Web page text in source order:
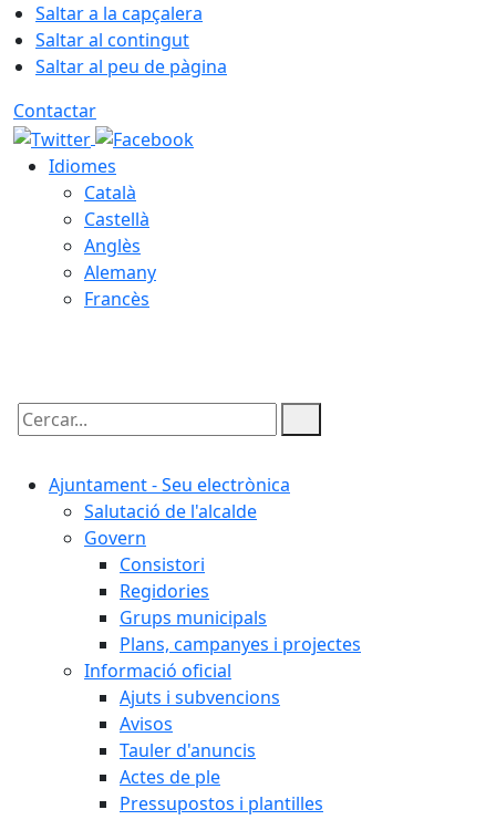
Saltar a la capçalera
Saltar al contingut
Saltar al peu de pàgina
Contactar
Idiomes
Català
Castellà
Anglès
Alemany
Francès
Cercar:
Ajuntament - Seu electrònica
Salutació de l'alcalde
Govern
Consistori
Regidories
Grups municipals
Plans, campanyes i projectes
Informació oficial
Ajuts i subvencions
Avisos
Tauler d'anuncis
Actes de ple
Pressupostos i plantilles